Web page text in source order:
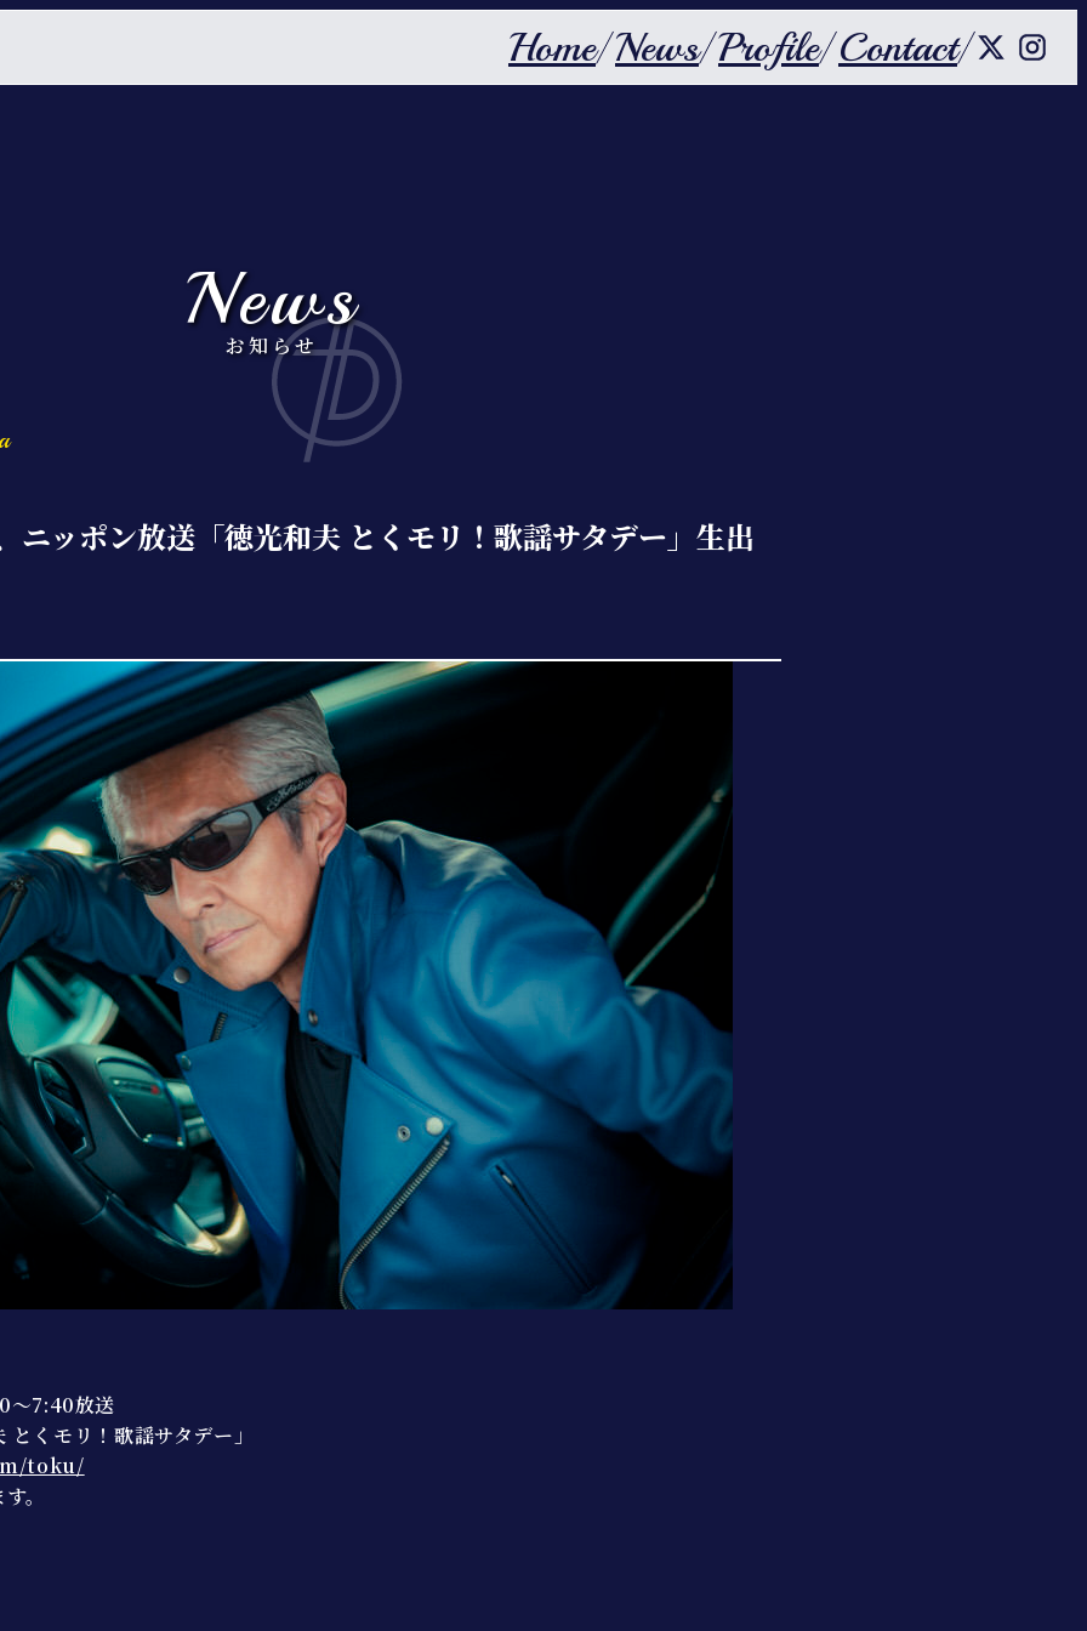
Home News Profile Contact
News
お知らせ
ニッポン放送「徳光和夫 とくモリ！歌謡サタデー」生出
〜7:40放送
くモリ！歌謡サタデー」
toku/
。